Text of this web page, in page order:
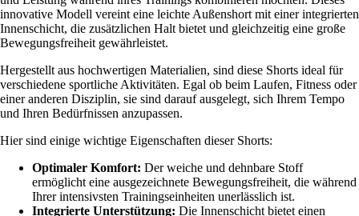
innovative Modell vereint eine leichte Außenshort mit einer integrierten
Innenschicht, die zusätzlichen Halt bietet und gleichzeitig eine große
Bewegungsfreiheit gewährleistet.
Hergestellt aus hochwertigen Materialien, sind diese Shorts ideal für
verschiedene sportliche Aktivitäten. Egal ob beim Laufen, Fitness oder
einer anderen Disziplin, sie sind darauf ausgelegt, sich Ihrem Tempo
und Ihren Bedürfnissen anzupassen.
Hier sind einige wichtige Eigenschaften dieser Shorts:
Optimaler Komfort: Der weiche und dehnbare Stoff
ermöglicht eine ausgezeichnete Bewegungsfreiheit, die während
Ihrer intensivsten Trainingseinheiten unerlässlich ist.
Integrierte Unterstützung: Die Innenschicht bietet einen